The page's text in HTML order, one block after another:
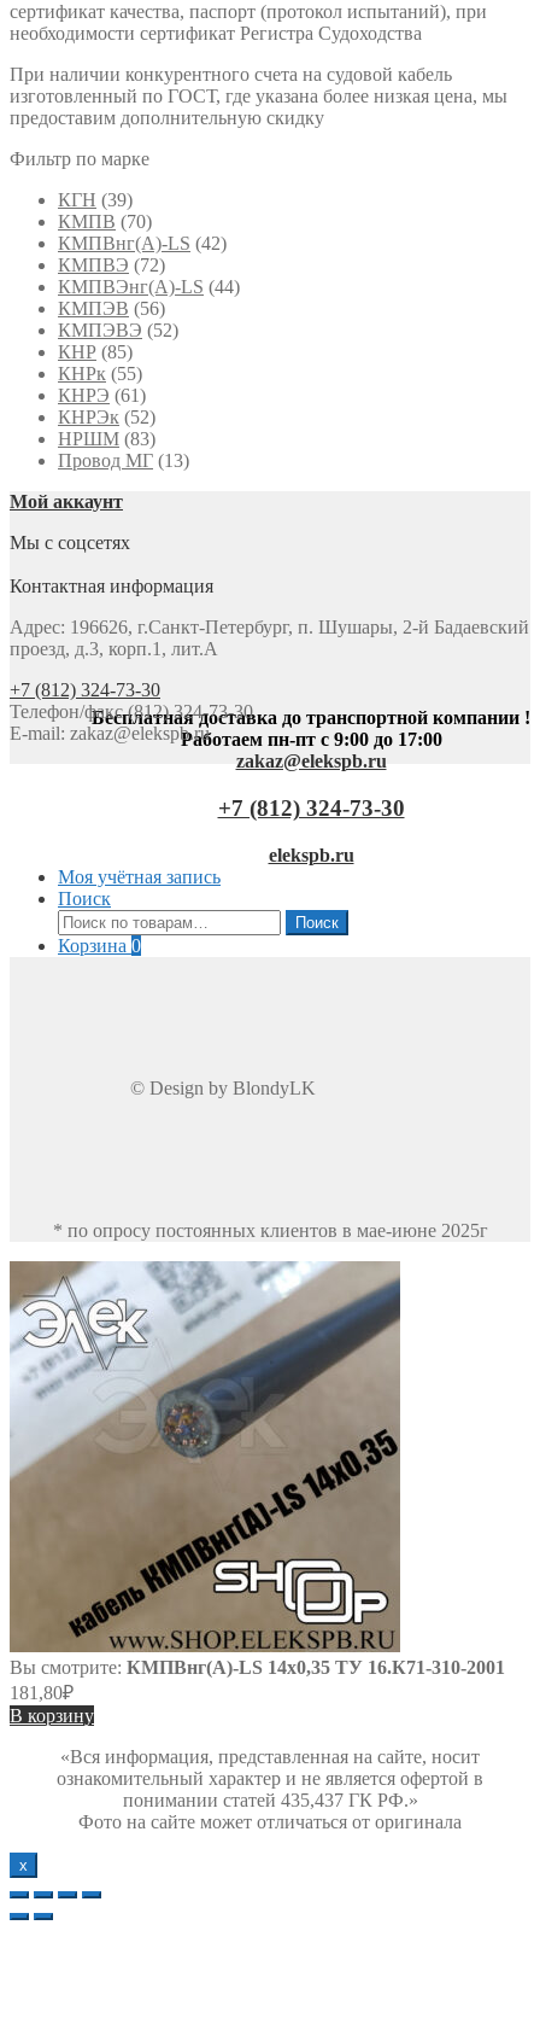
сертификат качества, паспорт (протокол испытаний), при
необходимости сертификат Регистра Судоходства
При наличии конкурентного счета на судовой кабель
изготовленный по ГОСТ, где указана более низкая цена, мы
предоставим дополнительную скидку
Фильтр по марке
КГН (39)
КМПВ (70)
КМПВнг(А)-LS (42)
КМПВЭ (72)
КМПВЭнг(А)-LS (44)
КМПЭВ (56)
КМПЭВЭ (52)
КНР (85)
КНРк (55)
КНРЭ (61)
КНРЭк (52)
НРШМ (83)
Провод МГ (13)
Мой аккаунт
Мы с соцсетях
Контактная информация
Адрес: 196626, г.Санкт-Петербург, п. Шушары, 2-й Бадаевский
проезд, д.3, корп.1, лит.А
+7 (812) 324-73-30
Телефон/факс (812) 324-73-30
E-mail: zakaz@elekspb.ru
Бесплатная доставка до транспортной компании !
Работаем пн-пт с 9:00 до 17:00
zakaz@elekspb.ru
+7 (812) 324-73-30
elekspb.ru
Моя учётная запись
Поиск
Искать:
Поиск
Корзина 0
© Design by BlondyLK
* по опросу постоянных клиентов в мае-июне 2025г
Вы смотрите: КМПВнг(А)-LS 14х0,35 ТУ 16.К71-310-2001
181,80₽
В корзину
«Вся информация, представленная на сайте, носит
ознакомительный характер и не является офертой в
понимании статей 435,437 ГК РФ.»
Фото на сайте может отличаться от оригинала
х